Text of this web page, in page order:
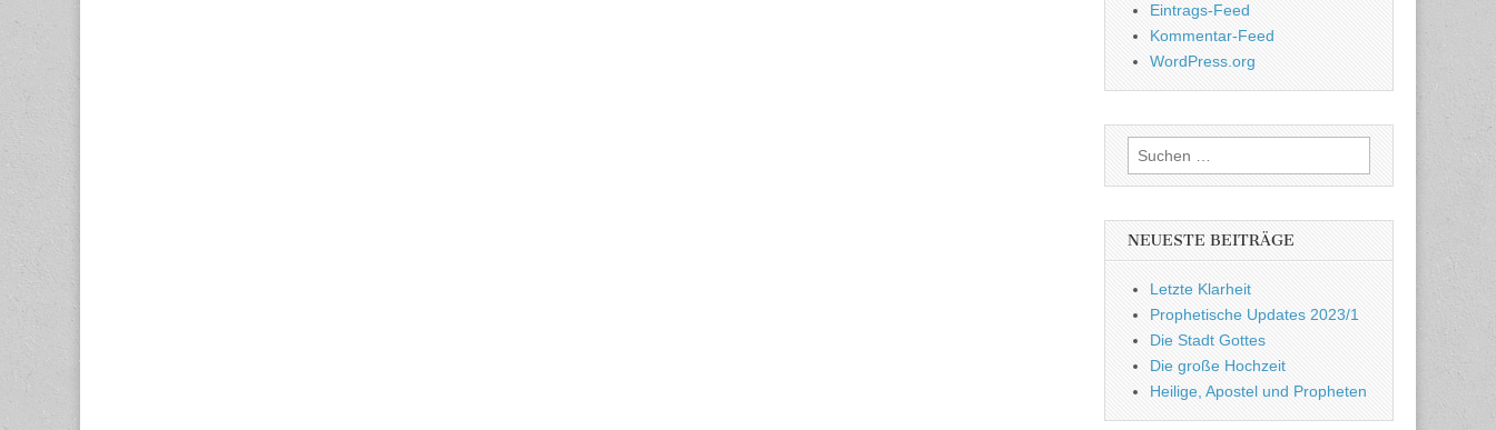
Eintrags-Feed
Kommentar-Feed
WordPress.org
Suchen
nach:
NEUESTE BEITRÄGE
Letzte Klarheit
Prophetische Updates 2023/1
Die Stadt Gottes
Die große Hochzeit
Heilige, Apostel und Propheten